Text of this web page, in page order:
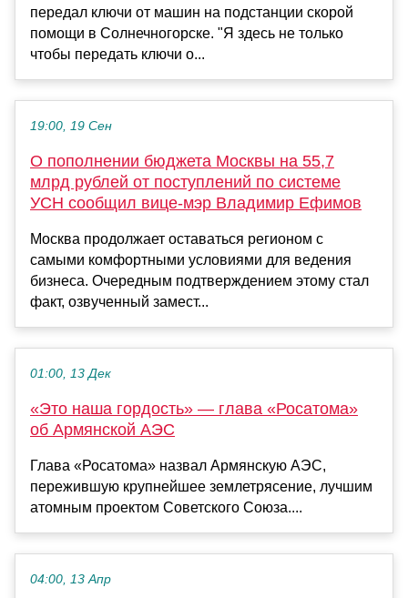
передал ключи от машин на подстанции скорой
помощи в Солнечногорске. "Я здесь не только
чтобы передать ключи о...
19:00, 19 Сен
О пополнении бюджета Москвы на 55,7
млрд рублей от поступлений по системе
УСН сообщил вице-мэр Владимир Ефимов
Москва продолжает оставаться регионом с
самыми комфортными условиями для ведения
бизнеса. Очередным подтверждением этому стал
факт, озвученный замест...
01:00, 13 Дек
«Это наша гордость» — глава «Росатома»
об Армянской АЭС
Глава «Росатома» назвал Армянскую АЭС,
пережившую крупнейшее землетрясение, лучшим
атомным проектом Советского Союза....
04:00, 13 Апр